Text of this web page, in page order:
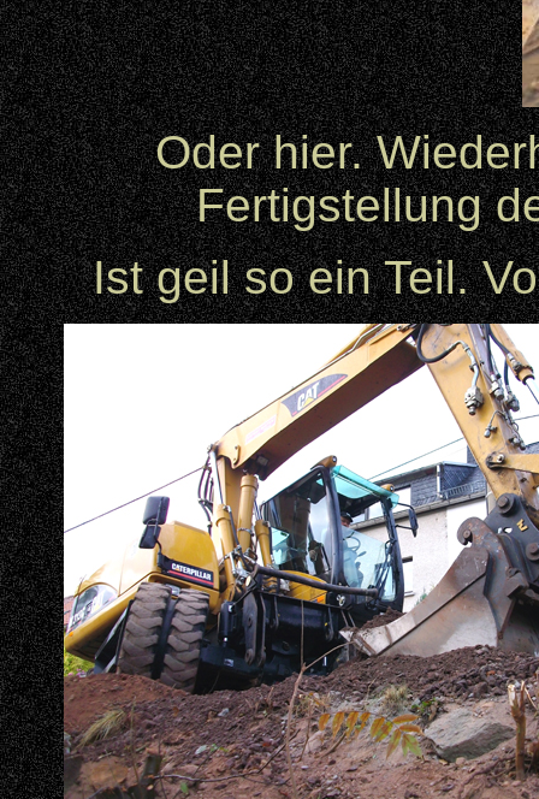
Oder hier.
Fertigstellung
Ist geil so ein Teil.